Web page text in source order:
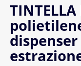
dispenser